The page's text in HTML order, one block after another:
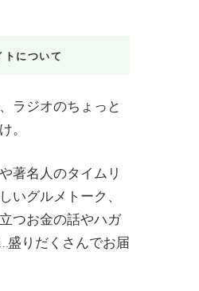
トについて
ラジオのちょっと
。
著名人のタイムリ
いグルメトーク、
つお金の話やハガ
盛りだくさんでお届